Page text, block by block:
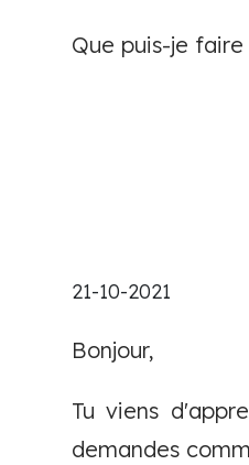
Que puis-je faire
21-10-2021
Bonjour,
Tu viens
demandes